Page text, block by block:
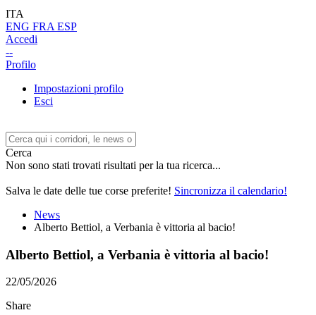
ITA
ENG FRA ESP
Accedi
--
Profilo
Impostazioni profilo
Esci
Cerca
Non sono stati trovati risultati per la tua ricerca...
Salva le date delle tue corse preferite! Sincronizza il calendario!
News
Alberto Bettiol, a Verbania è vittoria al bacio!
Alberto Bettiol, a Verbania è vittoria al bacio!
22/05/2026
Share